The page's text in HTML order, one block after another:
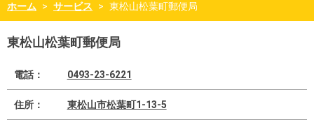
ホーム > サービス > 東松山松葉町郵便局
東松山松葉町郵便局
電話： 0493-23-6221
住所： 東松山市松葉町1-13-5